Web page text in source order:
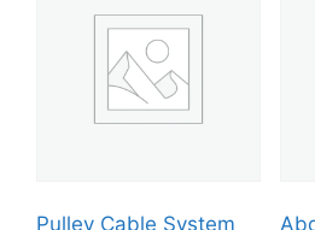
Pulley Cable System